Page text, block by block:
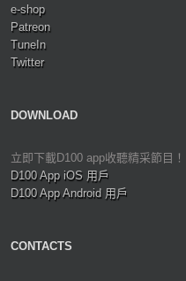
e-shop
Patreon
TuneIn
Twitter
DOWNLOAD
立即下載D100 app收聽精采節目！
D100 App iOS 用戶
D100 App Android 用戶
CONTACTS